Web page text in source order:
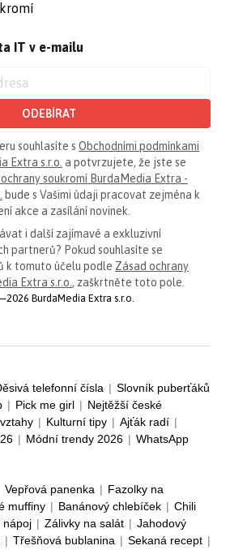
IT v e-mailu
ODEBÍRAT
souhlasíte s Obchodními podmínkami
Extra s.r.o. a potvrzujete, že jste se
soukromí BurdaMedia Extra -
bude s Vašimi údaji pracovat zejména k
akce a zasílání novinek.
i další zajímavé a exkluzivní
partnerů? Pokud souhlasíte se
k tomuto účelu podle Zásad ochrany
Extra s.r.o., zaškrtněte toto pole.
BurdaMedia Extra s.r.o.
telefonní čísla | Slovník puberťáků
| Pick me girl | Nejtěžší české
| Kulturní tipy | Ajťák radí |
| Módní trendy 2026 | WhatsApp
Vepřová panenka | Fazolky na
muffiny | Banánový chlebíček | Chili
nápoj | Zálivky na salát | Jahodový
| Třešňová bublanina | Sekaná recept |